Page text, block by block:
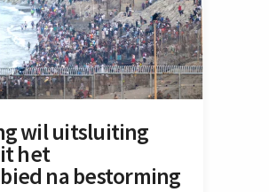
wil uitsluiting
het
na bestorming